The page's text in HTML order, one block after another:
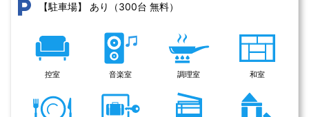
【駐車場】 あり（300台 無料）
控室 音楽室 調理室 和室